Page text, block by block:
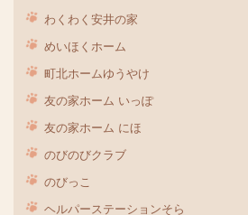
わくわく安井の家
めいほくホーム
町北ホームゆうやけ
友の家ホーム いっぽ
友の家ホーム にほ
のびのびクラブ
のびっこ
ヘルパーステーションそら